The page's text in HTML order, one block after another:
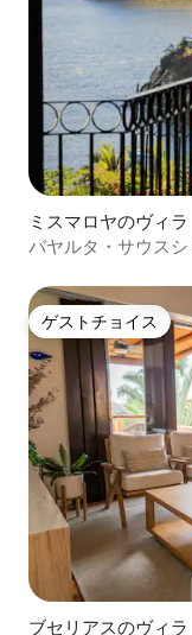
ミスマロヤのヴィラ
バヤルタ・サウス
ゲストチョイス
ゲストチョイス
ブセリアスのヴィラ